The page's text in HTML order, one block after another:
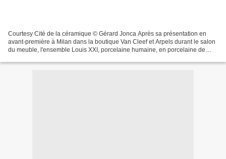
Courtesy Cité de la céramique © Gérard Jonca Après sa présentation en
avant-première à Milan dans la boutique Van Cleef et Arpels durant le salon
du meuble, l'ensemble Louis XXI, porcelaine humaine, en porcelaine de